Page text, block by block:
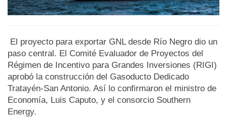
El proyecto para exportar GNL desde Río Negro dio un
paso central. El Comité Evaluador de Proyectos del
Régimen de Incentivo para Grandes Inversiones (RIGI)
aprobó la construcción del Gasoducto Dedicado
Tratayén-San Antonio. Así lo confirmaron el ministro de
Economía, Luis Caputo, y el consorcio Southern
Energy.